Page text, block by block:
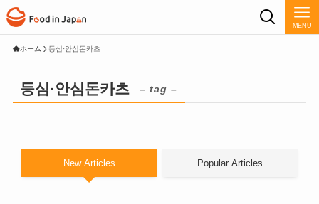
MENU
ホーム 등심·안심돈카츠
등심·안심돈카츠 – tag –
New Articles Popular Articles